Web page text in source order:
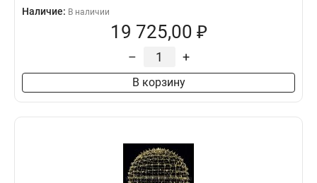
Наличие: В наличии
19 725,00 ₽
– +
В корзину